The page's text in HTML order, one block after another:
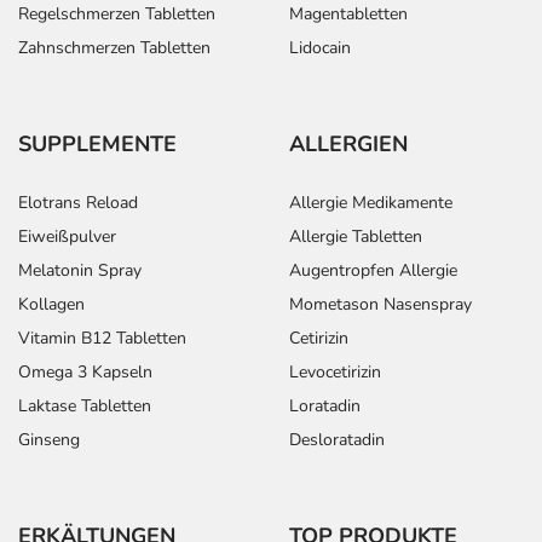
Regelschmerzen Tabletten
Zahnschmerzen Tabletten
Magentabletten
Lidocain
SUPPLEMENTE
Elotrans Reload
Eiweißpulver
Melatonin Spray
Kollagen
Vitamin B12 Tabletten
Omega 3 Kapseln
Laktase Tabletten
Ginseng
ALLERGIEN
Allergie Medikamente
Allergie Tabletten
Augentropfen Allergie
Mometason Nasenspray
Cetirizin
Levocetirizin
Loratadin
Desloratadin
ERKÄLTUNGEN TOP PRODUKTE